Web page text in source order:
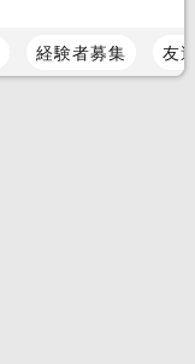
経験者募集 友